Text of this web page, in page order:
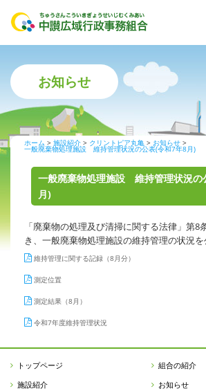
お知らせ
ホーム 施設紹介 クリントピア丸亀 お知らせ
一般廃棄物処理施設 維持管理状況の公表(令和7年8月)
一般廃棄物処理施設 維持管理状況の
月)
「廃棄物の処理及び清掃に関する法律」第8
き、一般廃棄物処理施設の維持管理の状況を
維持管理に関する記録（8月分）
測定位置
測定結果（8月）
令和7年度維持管理状況
トップページ
組合の紹介
施設紹介
お知らせ